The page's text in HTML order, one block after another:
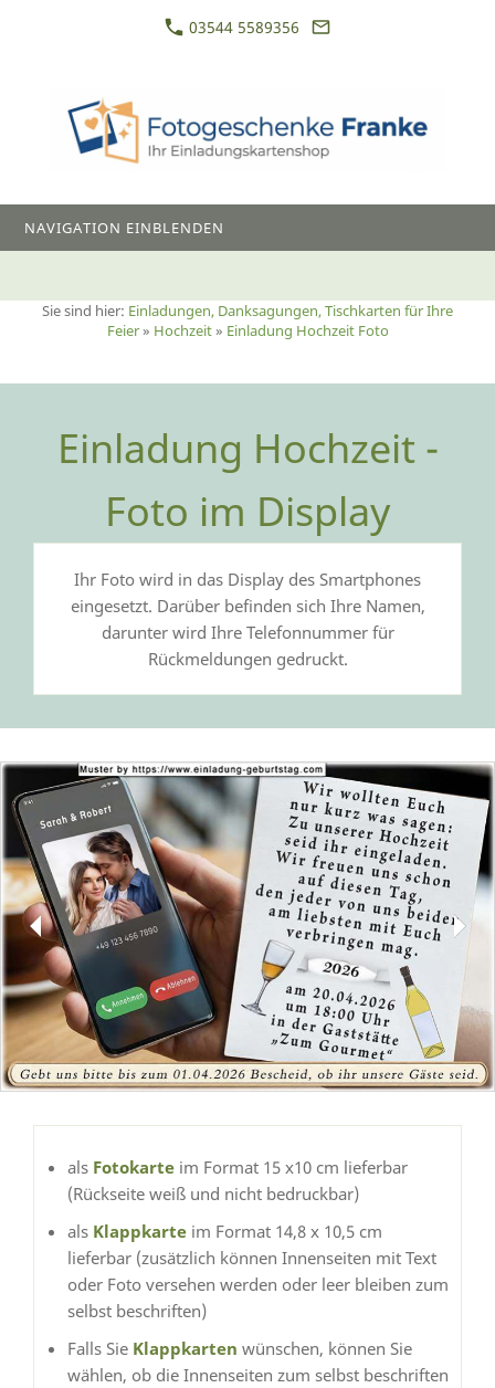
03544 5589356
NAVIGATION EINBLENDEN
Sie sind hier: Einladungen, Danksagungen, Tischkarten für Ihre
Feier» Hochzeit» Einladung Hochzeit Foto
Einladung Hochzeit -
Foto im Display
Ihr Foto wird in das Display des Smartphones
eingesetzt. Darüber befinden sich Ihre Namen,
darunter wird Ihre Telefonnummer für
Rückmeldungen gedruckt.
als Fotokarte im Format 15 x10 cm lieferbar
(Rückseite weiß und nicht bedruckbar)
als Klappkarte im Format 14,8 x 10,5 cm
lieferbar (zusätzlich können Innenseiten mit Text
oder Foto versehen werden oder leer bleiben zum
selbst beschriften)
Falls Sie Klappkarten wünschen, können Sie
wählen, ob die Innenseiten zum selbst beschriften